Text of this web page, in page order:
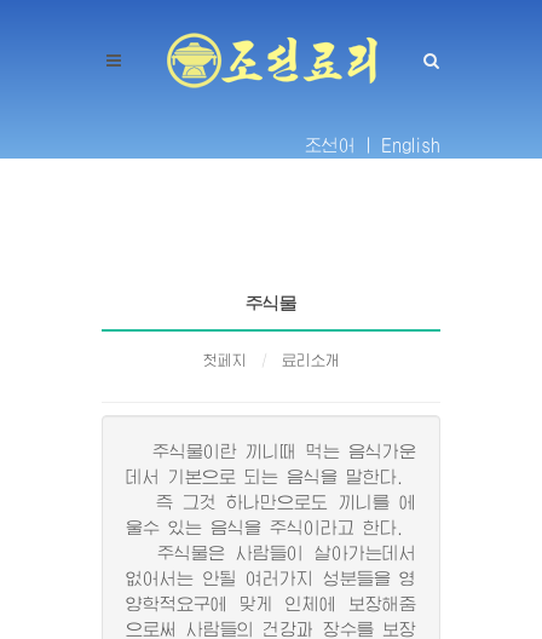
조선어 | English
주식물
첫페지 료리소개
주식물이란 끼니때 먹는 음식가운
데서 기본으로 되는 음식을 말한다.
즉 그것 하나만으로도 끼니를 에
울수 있는 음식을 주식이라고 한다.
주식물은 사람들이 살아가는데서
없어서는 안될 여러가지 성분들을 영
양학적요구에 맞게 인체에 보장해줌
으로써 사람들의 건강과 장수를 보장